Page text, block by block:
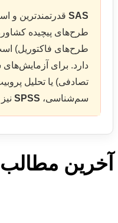
SAS قدرتمندترین و
طرح‌های پیچیده
طرح‌های فاکتوریل)
دارد. برای آزمایش‌های
سم‌شناسی، SPSS
آخرین مطالب